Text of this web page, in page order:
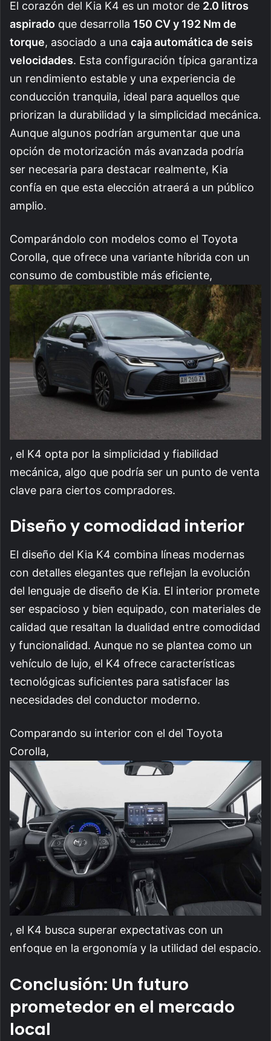
El corazón del Kia K4 es un motor de 2.0 litros
aspirado que desarrolla 150 CV y 192 Nm de
torque, asociado a una caja automática de seis
velocidades. Esta configuración típica garantiza
un rendimiento estable y una experiencia de
conducción tranquila, ideal para aquellos que
priorizan la durabilidad y la simplicidad mecánica.
Aunque algunos podrían argumentar que una
opción de motorización más avanzada podría
ser necesaria para destacar realmente, Kia
confía en que esta elección atraerá a un público
amplio.
Comparándolo con modelos como el Toyota
Corolla, que ofrece una variante híbrida con un
consumo de combustible más eficiente,
, el K4 opta por la simplicidad y fiabilidad
mecánica, algo que podría ser un punto de venta
clave para ciertos compradores.
Diseño y comodidad interior
El diseño del Kia K4 combina líneas modernas
con detalles elegantes que reflejan la evolución
del lenguaje de diseño de Kia. El interior promete
ser espacioso y bien equipado, con materiales de
calidad que resaltan la dualidad entre comodidad
y funcionalidad. Aunque no se plantea como un
vehículo de lujo, el K4 ofrece características
tecnológicas suficientes para satisfacer las
necesidades del conductor moderno.
Comparando su interior con el del Toyota
Corolla,
, el K4 busca superar expectativas con un
enfoque en la ergonomía y la utilidad del espacio.
Conclusión: Un futuro
prometedor en el mercado
local